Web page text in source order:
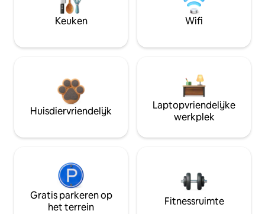
Keuken Wifi
Huisdiervriendelijk
Laptopvriendelijke
werkplek
Gratis parkeren op
het terrein
Fitnessruimte